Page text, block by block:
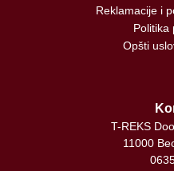
Reklamacije i
Politika
Opšti
T-REKS
11000